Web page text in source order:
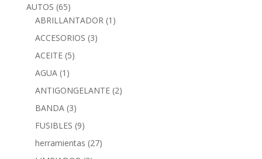
AUTOS (65)
ABRILLANTADOR (1)
ACCESORIOS (3)
ACEITE (5)
AGUA (1)
ANTIGONGELANTE (2)
BANDA (3)
FUSIBLES (9)
herramientas (27)